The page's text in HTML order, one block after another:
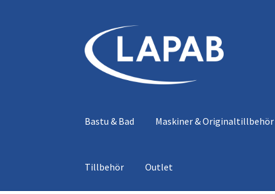
Hoppa
till
navigering
Hoppa
till
innehåll
Bastu & Bad Maskiner & Originaltillbehör
Tillbehör Outlet